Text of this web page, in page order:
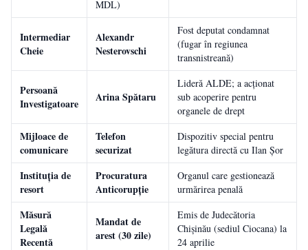
MDL)
Intermediar
Cheie
Alexandr
Nesterovschi
Fost deputat condamnat
(fugar în regiunea
transnistreană)
Persoană
Investigatoare
Arina Spătaru
Lideră ALDE; a acționat
sub acoperire pentru
organele de drept
Mijloace de
comunicare
Telefon
securizat
Dispozitiv special pentru
legătura directă cu Ilan Șor
Instituția de
resort
Procuratura
Anticorupție
Organul care gestionează
urmărirea penală
Măsură
Legală
Recentă
Mandat de
arest (30 zile)
Emis de Judecătoria
Chișinău (sediul Ciocana) la
24 aprilie